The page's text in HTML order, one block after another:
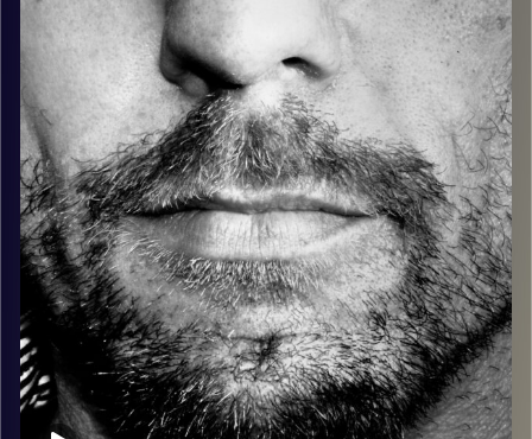
כל מה שחי, אמיתי ונושם.
עם שמוליק רגב.
קרדיט תמונות: David Goehring